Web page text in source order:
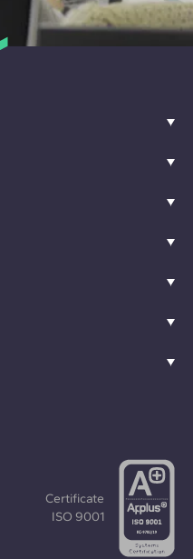
Certificate
ISO 9001